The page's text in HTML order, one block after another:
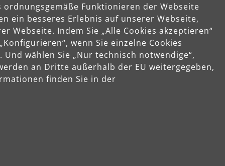
Funktionieren der Webseite
ein besseres Erlebnis auf unserer Webseite,
Indem Sie „Alle Cookies akzeptieren“
wenn Sie einzelne Cookies
wählen Sie „Nur technisch notwendige“,
an Dritte außerhalb der EU weitergegeben,
finden Sie in der